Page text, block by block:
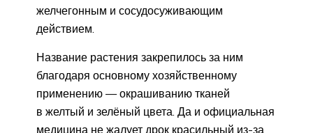
желчегонным и сосудосуживающим
действием.
Название растения закрепилось за ним
благодаря основному хозяйственному
применению — окрашиванию тканей
в желтый и зелёный цвета. Да и официальная
медицина не жалует дрок красильный из-за